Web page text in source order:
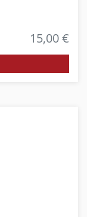
15,00 €